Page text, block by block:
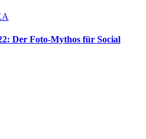
Der Foto-Mythos für Social